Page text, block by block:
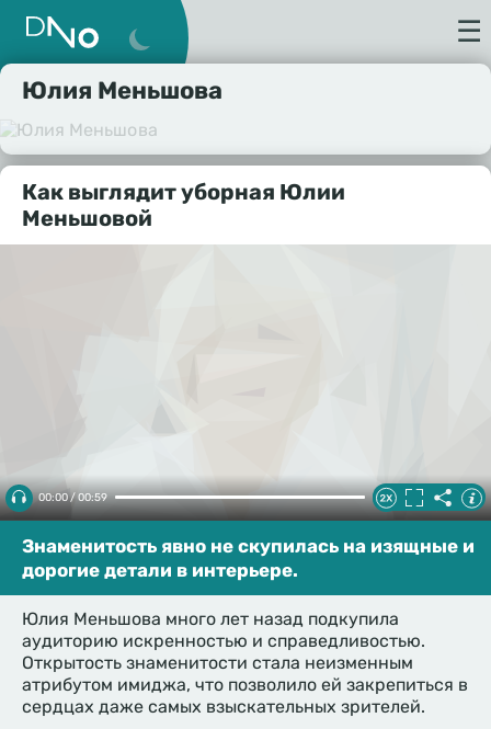
☰
Юлия Меньшова
Как выглядит уборная Юлии
Меньшовой
00:00 / 00:59
Знаменитость явно не скупилась на изящные и
дорогие детали в интерьере.
Юлия Меньшова много лет назад подкупила
аудиторию искренностью и справедливостью.
Открытость знаменитости стала неизменным
атрибутом имиджа, что позволило ей закрепиться в
сердцах даже самых взыскательных зрителей.